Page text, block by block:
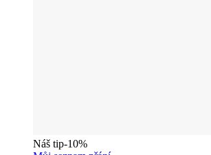
Náš tip-10%